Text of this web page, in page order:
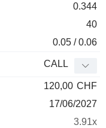
0.344
40
0.05 / 0.06
CALL
120,00 CHF
17/06/2027
3.91x